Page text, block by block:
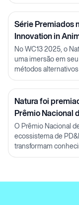
Série Premiados
Innovation in
Julia Carnelós
No WC13 2025, o
uma imersão em
métodos
parcerias em P&D.
Natura foi
Prêmio Nacional
O Prêmio Nacional
ecossistema de
transformam